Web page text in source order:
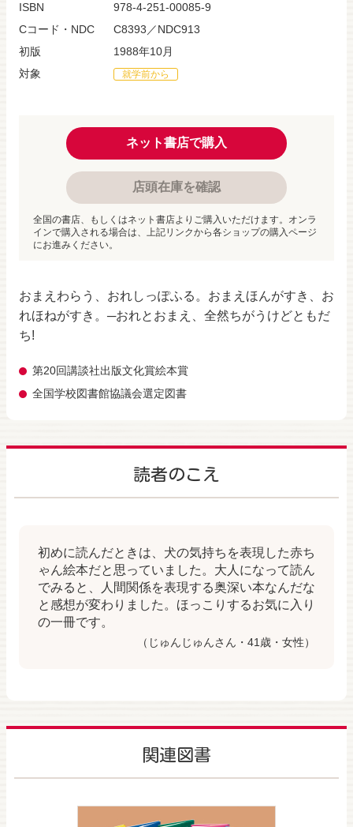
おまえわらう、おれしっぽふる。おまえほんがすき、お
れほねがすき。─おれとおまえ、全然ちがうけどともだ
ち!
第20回講談社出版文化賞絵本賞
全国学校図書館協議会選定図書
ISBN
978-4-251-00085-9
Cコード・NDC
C8393／NDC913
初版
1988年10月
対象
就学前から
ネット書店で購入
店頭在庫を確認
全国の書店、もしくはネット書店よりご購入いただけます。オンラ
インで購入される場合は、上記リンクから各ショップの購入ページ
にお進みください。
読者のこえ
初めに読んだときは、犬の気持ちを表現した赤ち
ゃん絵本だと思っていました。大人になって読ん
でみると、人間関係を表現する奥深い本なんだな
と感想が変わりました。ほっこりするお気に入り
の一冊です。
（じゅんじゅんさん・41歳・女性）
関連図書